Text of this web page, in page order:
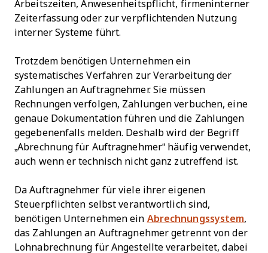
Arbeitszeiten, Anwesenheitspflicht, firmeninterner
Zeiterfassung oder zur verpflichtenden Nutzung
interner Systeme führt.
Trotzdem benötigen Unternehmen ein
systematisches Verfahren zur Verarbeitung der
Zahlungen an Auftragnehmer. Sie müssen
Rechnungen verfolgen, Zahlungen verbuchen, eine
genaue Dokumentation führen und die Zahlungen
gegebenenfalls melden. Deshalb wird der Begriff
„Abrechnung für Auftragnehmer“ häufig verwendet,
auch wenn er technisch nicht ganz zutreffend ist.
Da Auftragnehmer für viele ihrer eigenen
Steuerpflichten selbst verantwortlich sind,
benötigen Unternehmen ein Abrechnungssystem,
das Zahlungen an Auftragnehmer getrennt von der
Lohnabrechnung für Angestellte verarbeitet, dabei